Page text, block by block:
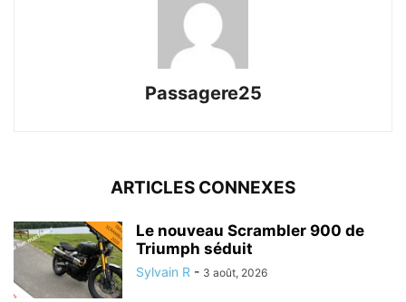
Passagere25
ARTICLES CONNEXES
Le nouveau Scrambler 900 de
Triumph séduit
Sylvain R - 3 août, 2026